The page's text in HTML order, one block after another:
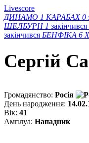
Livescore
ДИНАМО 1 КАРАБАХ 0
ШЕЛБУРН 1 закінчився
закінчився БЕНФІКА 6
Сергiй
Громадянство: Росія
День народження:
Вік: 41
Амплуа: Нападник